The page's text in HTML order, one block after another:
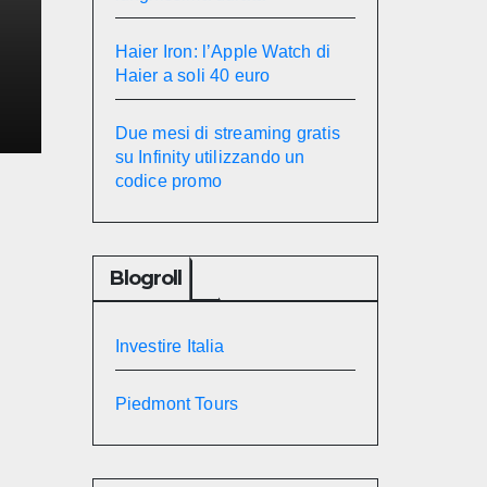
Haier Iron: l’Apple Watch di
Haier a soli 40 euro
Due mesi di streaming gratis
su Infinity utilizzando un
codice promo
Blogroll
Investire Italia
Piedmont Tours